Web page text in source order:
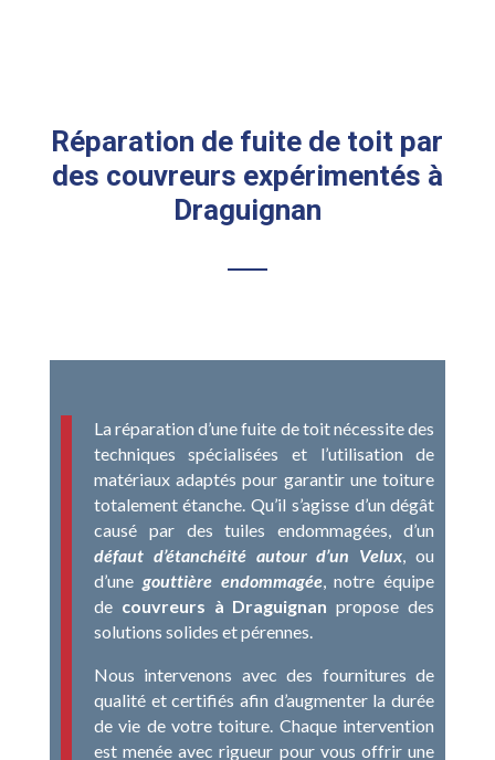
Réparation de fuite de toit par
des couvreurs expérimentés à
Draguignan
La réparation d’une fuite de toit nécessite des
techniques spécialisées et l’utilisation de
matériaux adaptés pour garantir une toiture
totalement étanche. Qu’il s’agisse d’un dégât
causé par des tuiles endommagées, d’un
défaut d’étanchéité autour d’un Velux , ou
d’une gouttière endommagée, notre équipe
de couvreurs à Draguignan propose des
solutions solides et pérennes.
Nous intervenons avec des fournitures de
qualité et certifiés afin d’augmenter la durée
de vie de votre toiture. Chaque intervention
est menée avec rigueur pour vous offrir une